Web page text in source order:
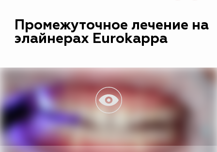
Промежуточное лечение на
элайнерах Eurokappa